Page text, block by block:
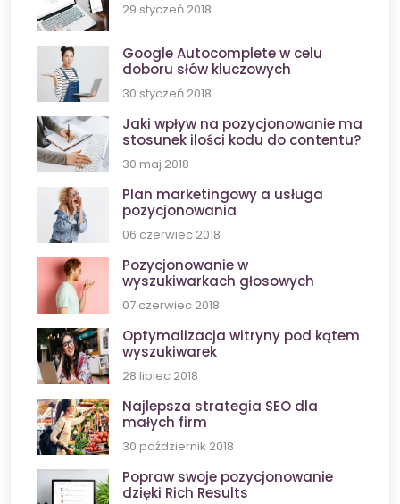
29 styczeń 2018
Google Autocomplete w celu
doboru słów kluczowych
30 styczeń 2018
Jaki wpływ na pozycjonowanie ma
stosunek ilości kodu do contentu?
30 maj 2018
Plan marketingowy a usługa
pozycjonowania
06 czerwiec 2018
Pozycjonowanie w
wyszukiwarkach głosowych
07 czerwiec 2018
Optymalizacja witryny pod kątem
wyszukiwarek
28 lipiec 2018
Najlepsza strategia SEO dla
małych firm
30 październik 2018
Popraw swoje pozycjonowanie
dzięki Rich Results